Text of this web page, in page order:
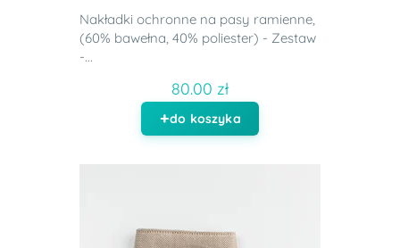
Nakładki ochronne na pasy ramienne,
(60% bawełna, 40% poliester) - Zestaw
-...
80.00 zł
do koszyka